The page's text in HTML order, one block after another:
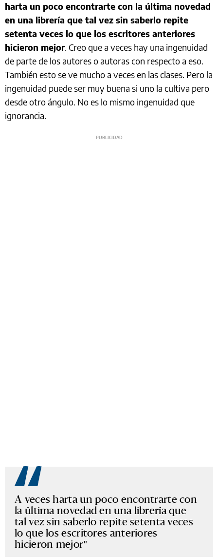
harta un poco encontrarte con la última novedad
en una librería que tal vez sin saberlo repite
setenta veces lo que los escritores anteriores
hicieron mejor. Creo que a veces hay una ingenuidad
de parte de los autores o autoras con respecto a eso.
También esto se ve mucho a veces en las clases. Pero la
ingenuidad puede ser muy buena si uno la cultiva pero
desde otro ángulo. No es lo mismo ingenuidad que
ignorancia.
A veces harta un poco encontrarte con
la última novedad en una librería que
tal vez sin saberlo repite setenta veces
lo que los escritores anteriores
hicieron mejor